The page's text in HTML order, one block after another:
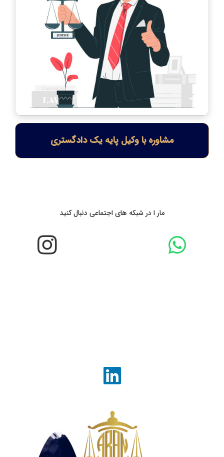
مشاوره با وکیل پایه یک دادگستری
مار ا در شبکه های اجتماعی دنبال کنید